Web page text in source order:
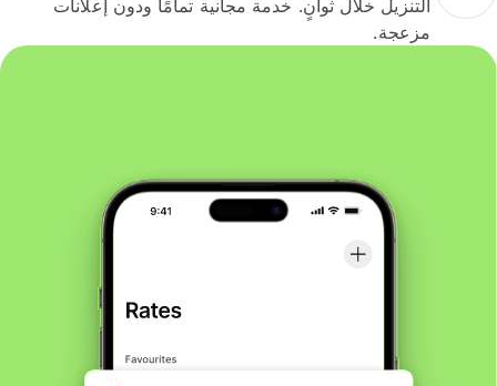
التنزيل خلال ثوانٍ. خدمة مجانية تمامًا ودون إعلانات
مزعجة.